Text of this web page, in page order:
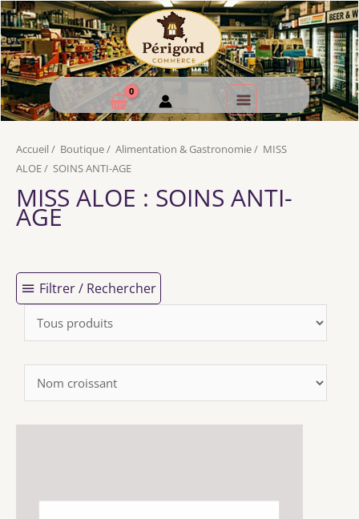
Accueil / Boutique/ Alimentation & Gastronomie/ MISS
ALOE/ SOINS ANTI-AGE
MISS ALOE : SOINS ANTI-
AGE
Filtrer / Rechercher